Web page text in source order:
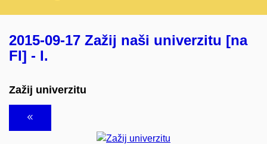
2015-09-17 Zažij naši univerzitu [na
FI] - I.
Zažij univerzitu